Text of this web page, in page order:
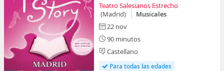
Teatro Salesianos Estrecho
(Madrid)
Musicales
22 nov
90 minutos
Castellano
Para todas las edades